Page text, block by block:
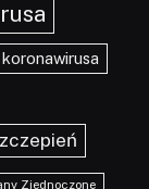
Zjednoczone